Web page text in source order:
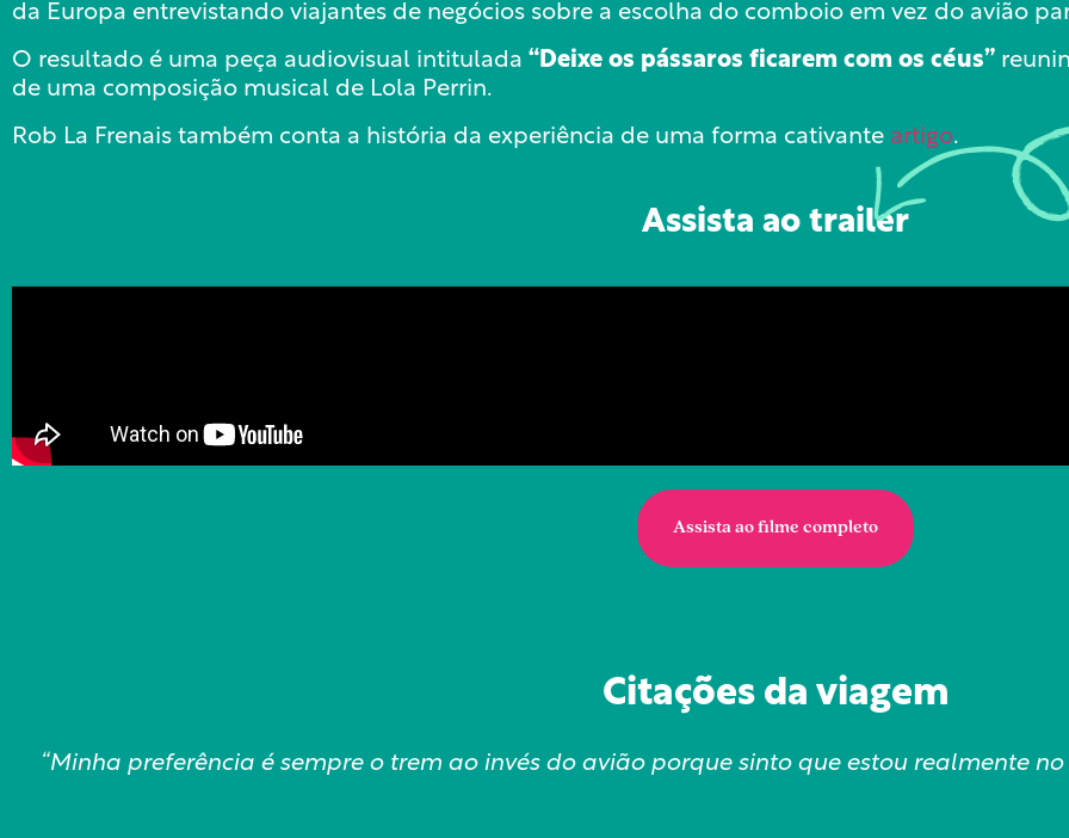
da Europa entrevistando viajantes de negócios sobre a escolha do comboio em vez do avião
O resultado é uma peça audiovisual intitulada “Deixe os pássaros ficarem com os céus”
de uma composição musical de Lola Perrin.
Rob La Frenais também conta a história da experiência de uma forma cativante artigo.
Assista ao trailer
Assista ao filme completo
Citações da viagem
“Minha preferência é sempre o trem ao invés do avião porque sinto que estou realmente